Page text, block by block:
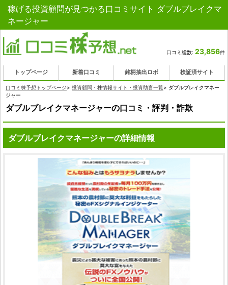
稼げる投資顧問が見つかる口コミサイト ダブルブレイクマ
ネージャー
口コミ総数: 23,856件
トップページ 新着口コミ 銘柄抽出ロボ 検証済サイト
口コミ株予想トップページ> 投資顧問・株情報サイト・投資助言一覧> ダブルブレイクマネー
ジャー
ダブルブレイクマネージャーの口コミ・評判・詐欺
ダブルブレイクマネージャーの詳細情報